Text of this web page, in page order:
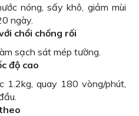
nóng, sấy khô, giảm mùi
ngày.
chổi chống rối
sạch sát mép tường.
độ cao
1.2kg, quay 180 vòng/phút,